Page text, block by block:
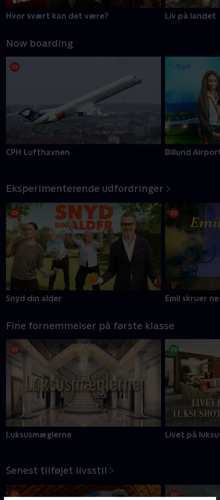
Hvor svært kan det være? Liv på landet
Now boarding
CPH Lufthavnen Billund
Eksperimenterende udfordringer
Snyd din alder Emil skruer
Fine fornemmelser på første klasse
Luksusmæglerne Livet på
Senest tilføjet livsstil